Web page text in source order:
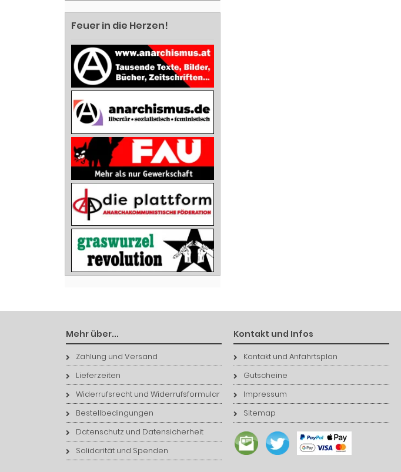
Feuer in die Herzen!
Mehr über...
Zahlung und Versand
Lieferzeiten
Widerrufsrecht und Widerrufsformular
Bestellbedingungen
Datenschutz und Datensicherheit
Solidarität und Spenden
Kontakt und Infos
Kontakt und Anfahrtsplan
Gutscheine
Impressum
Sitemap